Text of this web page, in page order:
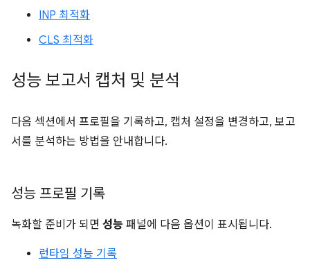
INP 최적화
CLS 최적화
성능 보고서 캡처 및 분석
다음 섹션에서 프로필을 기록하고, 캡처 설정을 변경하고, 보고
서를 분석하는 방법을 안내합니다.
성능 프로필 기록
녹화할 준비가 되면 성능 패널에 다음 옵션이 표시됩니다.
런타임 성능 기록